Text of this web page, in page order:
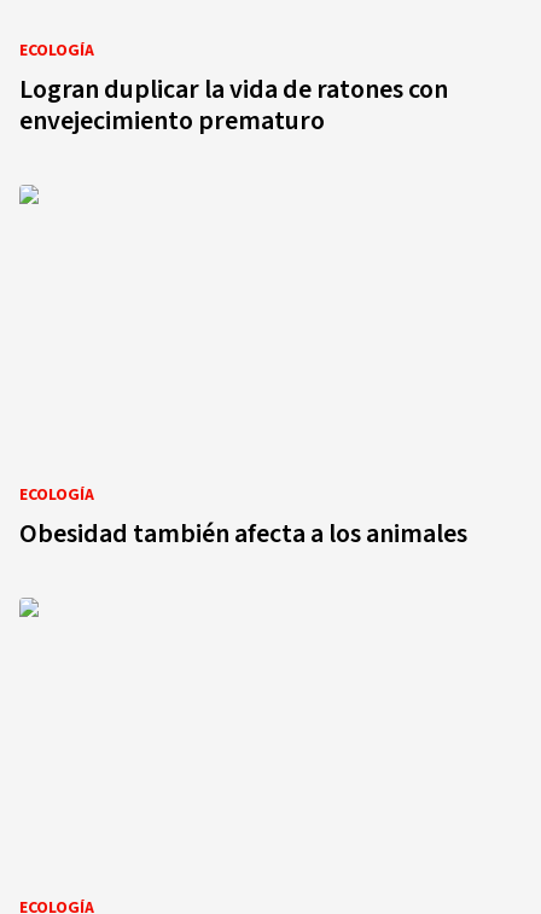
ECOLOGÍA
Logran duplicar la vida de ratones con
envejecimiento prematuro
ECOLOGÍA
Obesidad también afecta a los animales
ECOLOGÍA